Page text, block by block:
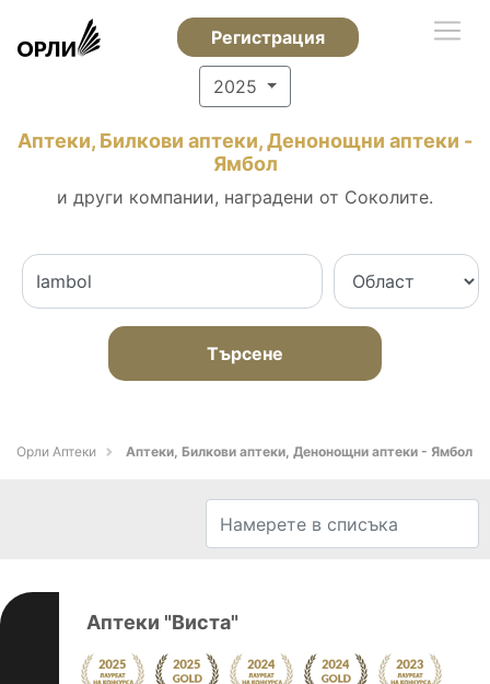
Регистрация
2025
Аптеки, Билкови аптеки, Денонощни аптеки -
Ямбол
и други компании, наградени от Соколите.
Търсене
Орли Аптеки Аптеки, Билкови аптеки, Денонощни аптеки - Ямбол
Аптеки "Виста"